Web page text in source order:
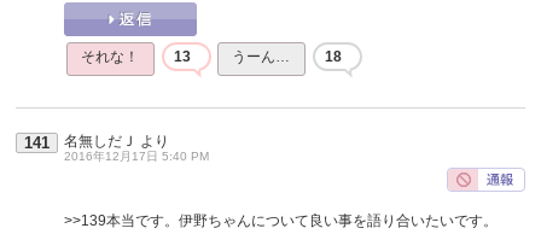
それな！ 13 うーん… 18
141 名無しだＪ より
2016年12月17日 5:40 PM
>>139本当です。伊野ちゃんについて良い事を語り合いたいです。